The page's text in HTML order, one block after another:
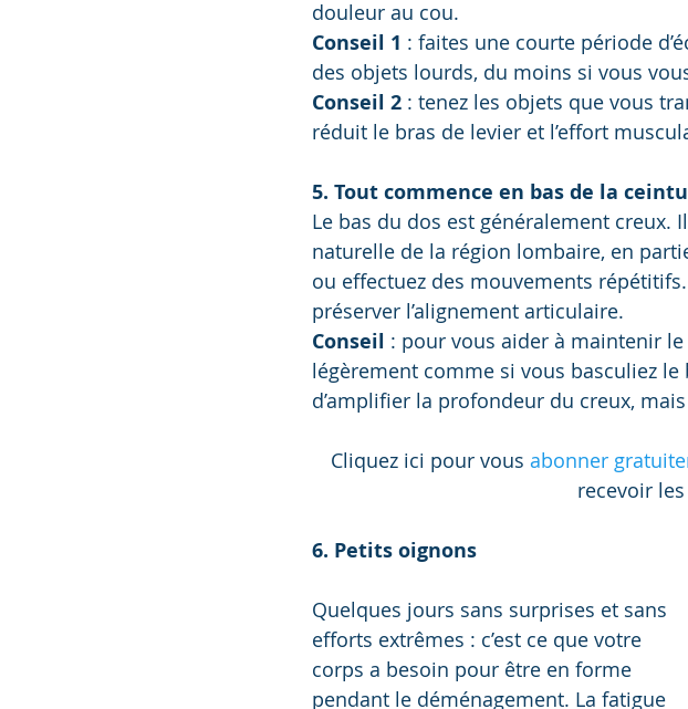
douleur au cou.
Conseil 1 : faites une courte période
des objets lourds, du moins si vous
Conseil 2 : tenez les objets que vous
réduit le bras de levier et l’effort
5. Tout commence en bas de la
Le bas du dos est généralement
naturelle de la région lombaire, en
ou effectuez des mouvements
préserver l’alignement articulaire.
Conseil : pour vous aider à maintenir
légèrement comme si vous basculiez le
d’amplifier la profondeur du creux,
Cliquez ici pour vous abonner
recevoir
6. Petits oignons
Quelques jours sans surprises et sans
efforts extrêmes : c’est ce que votre
corps a besoin pour être en forme
pendant le déménagement. La fatigue